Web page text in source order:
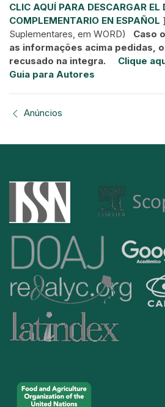
CLIC AQUÍ PARA DESCARGAR EL
COMPLEMENTARIO EN ESPAÑOL
Suplementares, em WORD) Caso
as informações acima pedidas,
recusado na integra.
Clique
Guia para Autores
Anúncios